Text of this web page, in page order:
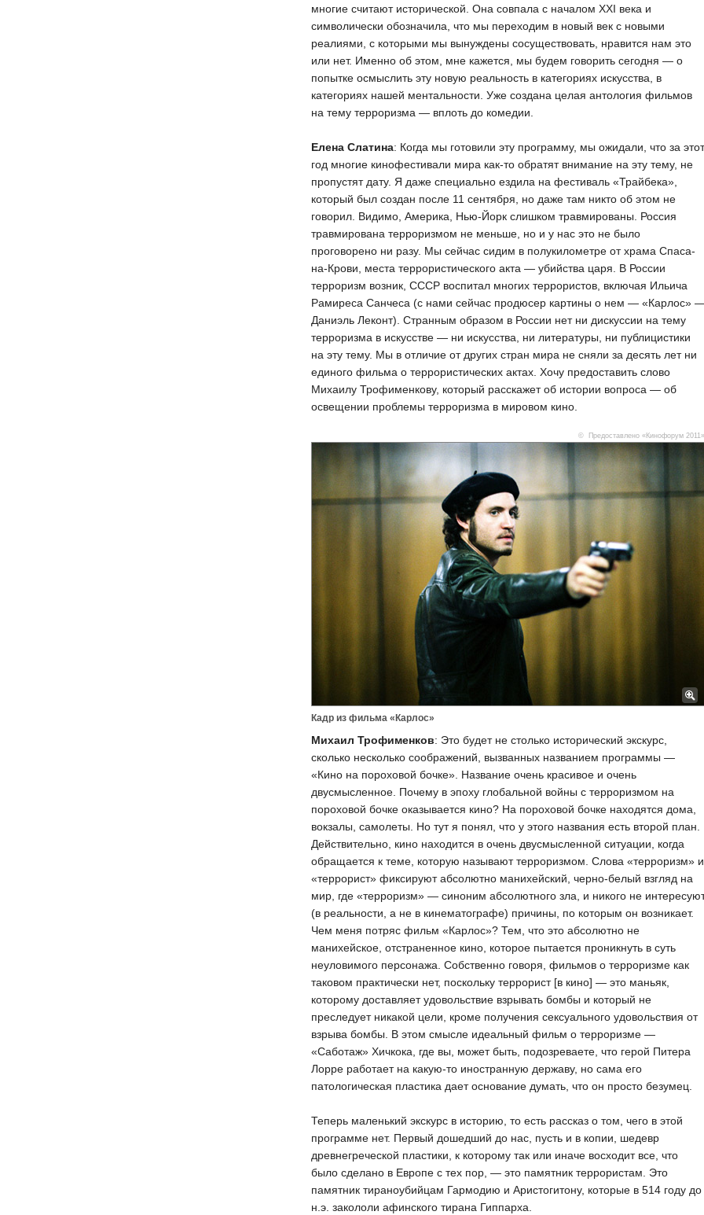
многие считают исторической. Она совпала с началом XXI века и
символически обозначила, что мы переходим в новый век с новыми
реалиями, с которыми мы вынуждены сосуществовать, нравится нам это
или нет. Именно об этом, мне кажется, мы будем говорить сегодня — о
попытке осмыслить эту новую реальность в категориях искусства, в
категориях нашей ментальности. Уже создана целая антология фильмов
на тему терроризма — вплоть до комедии.
Елена Слатина: Когда мы готовили эту программу, мы ожидали, что за этот
год многие кинофестивали мира как-то обратят внимание на эту тему, не
пропустят дату. Я даже специально ездила на фестиваль «Трайбека»,
который был создан после 11 сентября, но даже там никто об этом не
говорил. Видимо, Америка, Нью-Йорк слишком травмированы. Россия
травмирована терроризмом не меньше, но и у нас это не было
проговорено ни разу. Мы сейчас сидим в полукилометре от храма Спаса-
на-Крови, места террористического акта — убийства царя. В России
терроризм возник, СССР воспитал многих террористов, включая Ильича
Рамиреса Санчеса (с нами сейчас продюсер картины о нем — «Карлос»
Даниэль Леконт). Странным образом в России нет ни дискуссии на тему
терроризма в искусстве — ни искусства, ни литературы, ни публицистики
на эту тему. Мы в отличие от других стран мира не сняли за десять лет ни
единого фильма о террористических актах. Хочу предоставить слово
Михаилу Трофименкову, который расскажет об истории вопроса — об
освещении проблемы терроризма в мировом кино.
© Предоставлено «Кинофорум 2011»
Кадр из фильма «Карлос»
Михаил Трофименков: Это будет не столько исторический экскурс,
сколько несколько соображений, вызванных названием программы —
«Кино на пороховой бочке». Название очень красивое и очень
двусмысленное. Почему в эпоху глобальной войны с терроризмом на
пороховой бочке оказывается кино? На пороховой бочке находятся дома,
вокзалы, самолеты. Но тут я понял, что у этого названия есть второй план.
Действительно, кино находится в очень двусмысленной ситуации, когда
обращается к теме, которую называют терроризмом. Слова «терроризм» и
«террорист» фиксируют абсолютно манихейский, черно-белый взгляд на
мир, где «терроризм» — синоним абсолютного зла, и никого не
(в реальности, а не в кинематографе) причины, по которым он возникает.
Чем меня потряс фильм «Карлос»? Тем, что это абсолютно не
манихейское, отстраненное кино, которое пытается проникнуть в суть
неуловимого персонажа. Собственно говоря, фильмов о терроризме как
таковом практически нет, поскольку террорист [в кино] — это маньяк,
которому доставляет удовольствие взрывать бомбы и который не
преследует никакой цели, кроме получения сексуального удовольствия от
взрыва бомбы. В этом смысле идеальный фильм о терроризме —
«Саботаж» Хичкока, где вы, может быть, подозреваете, что герой Питера
Лорре работает на какую-то иностранную державу, но сама его
патологическая пластика дает основание думать, что он просто безумец.
Теперь маленький экскурс в историю, то есть рассказ о том, чего в этой
программе нет. Первый дошедший до нас, пусть и в копии, шедевр
древнегреческой пластики, к которому так или иначе восходит все, что
было сделано в Европе с тех пор, — это памятник террористам. Это
памятник тираноубийцам Гармодию и Аристогитону, которые в 514 году до
н.э. закололи афинского тирана Гиппарха.